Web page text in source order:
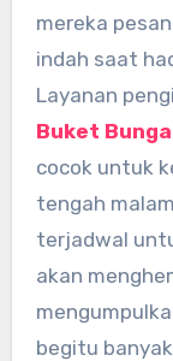
mereka
indah saat
Layanan
Buket
cocok untuk
tengah
terjadwal
akan
begitu